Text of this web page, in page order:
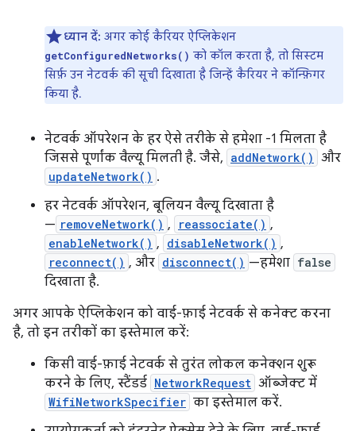
ध्यान दें: अगर कोई कैरियर ऐप्लिकेशन
getConfiguredNetworks() को कॉल करता है, तो सिस्टम
सिर्फ़ उन नेटवर्क की सूची दिखाता है जिन्हें कैरियर ने कॉन्फ़िगर
किया है.
नेटवर्क ऑपरेशन के हर ऐसे तरीके से हमेशा -1 मिलता है
जिससे पूर्णांक वैल्यू मिलती है. जैसे, addNetwork() और
updateNetwork() .
हर नेटवर्क ऑपरेशन, बूलियन वैल्यू दिखाता है
— removeNetwork() , reassociate() ,
enableNetwork() , disableNetwork() ,
reconnect() , और disconnect() —हमेशा false
दिखाता है.
अगर आपके ऐप्लिकेशन को वाई-फ़ाई नेटवर्क से कनेक्ट करना
है, तो इन तरीकों का इस्तेमाल करें:
किसी वाई-फ़ाई नेटवर्क से तुरंत लोकल कनेक्शन शुरू
करने के लिए, स्टैंडर्ड NetworkRequest ऑब्जेक्ट में
WifiNetworkSpecifier का इस्तेमाल करें.